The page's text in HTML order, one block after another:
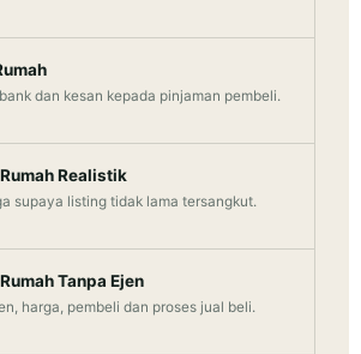
dan kesan kepada pinjaman pembeli.
Realistik
supaya listing tidak lama tersangkut.
Tanpa Ejen
harga, pembeli dan proses jual beli.